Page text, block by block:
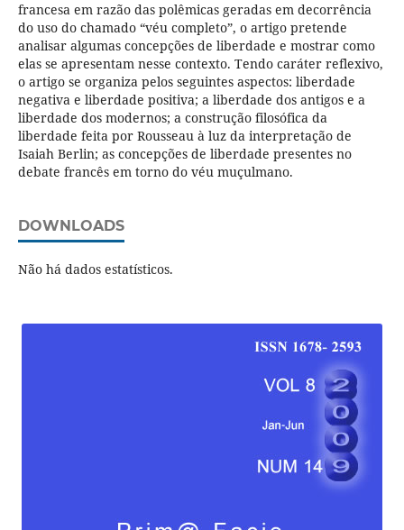
francesa em razão das polêmicas geradas em decorrência
do uso do chamado “véu completo”, o artigo pretende
analisar algumas concepções de liberdade e mostrar como
elas se apresentam nesse contexto. Tendo caráter reflexivo,
o artigo se organiza pelos seguintes aspectos: liberdade
negativa e liberdade positiva; a liberdade dos antigos e a
liberdade dos modernos; a construção filosófica da
liberdade feita por Rousseau à luz da interpretação de
Isaiah Berlin; as concepções de liberdade presentes no
debate francês em torno do véu muçulmano.
DOWNLOADS
Não há dados estatísticos.